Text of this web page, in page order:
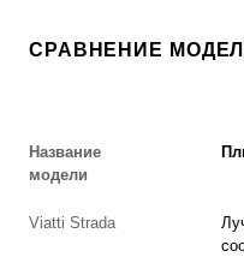
СРАВНЕНИЕ
Название
модели
Viatti Strada